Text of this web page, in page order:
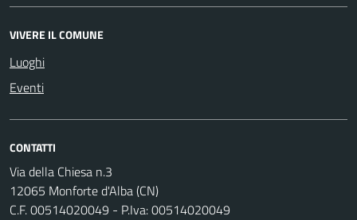
VIVERE IL COMUNE
Luoghi
Eventi
CONTATTI
Via della Chiesa n.3
12065 Monforte d'Alba (CN)
C.F. 00514020049 - P.Iva: 00514020049